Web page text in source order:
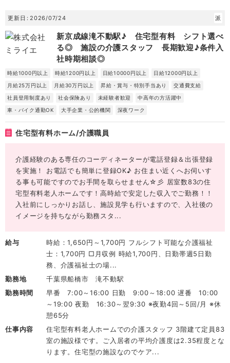
更新日 2026/07/24 派
新京成線滝不動駅♪ 住宅型有料 シフト選べ
る◎ 施設の介護スタッフ 長期歓迎♪条件入
社時期相談◎
時給1000円以上 時給1200円以上 日給10000円以上
日給12000円以上
月給25万円以上
月給30万円以上 昇給・賞与・特別手当あり
交通費支給
社員登用制度あり
社会保険あり 未経験者歓迎
中高年の方活躍中
車・バイク通勤OK
大手企業・公的機関 深夜ワーク
住宅型有料ホーム/介護職員
介護経験のある専任のコーディネーターが電話登録＆出張登録
を実施！ お電話でも簡単に登録OK♪ お住まい近くへお伺いす
る事も可能ですのでお手間を取らせません☆彡 居室数83の住
宅型有料老人ホームです！高時給で安定した収入でご勤務！！
入社前にしっかりお話し、施設見学も行いますので、入社後の
イメージを持ちながら勤務スタ...
給与
時給：1,650円～1,700円 フルシフト可能な介護福祉
士：1,700円 □月収例 時給1,700円、日勤帯週5日勤
務、介護福祉士の場...
勤務地
千葉県船橋市 滝不動駅
勤務時間
早番 7:00～16:00 日勤 9:00～18:00 遅番 10:00
～19:00 夜勤 16:30～翌9:30 ※夜勤4回～5回/月 ※休
憩65分
仕事内容
住宅型有料老人ホームでの介護スタッフ 3階建て定員83
室の施設様です。ご入居者の平均介護度は2.35程度とな
ります。住宅型の施設なのでケア...